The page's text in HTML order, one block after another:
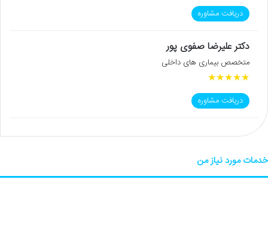
دریافت مشاوره
دکتر علیرضا صفوی پور
متخصص بیماری های داخلی
★
★
★
★
★
دریافت مشاوره
خدمات مورد نیاز من